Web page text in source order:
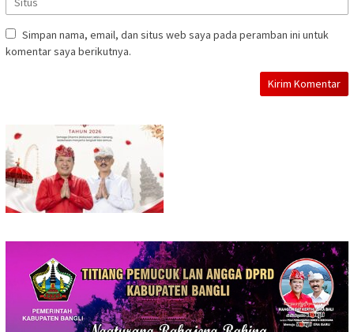
Simpan nama, email, dan situs web saya pada peramban ini untuk
komentar saya berikutnya.